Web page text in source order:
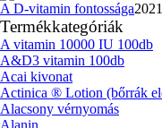
A D-vitamin fontossága
Termékkategóriák
A vitamin 10000 IU 100db
A&D3 vitamin 100db
Acai kivonat
Actinica ® Lotion (bőrrák
Alacsony vérnyomás